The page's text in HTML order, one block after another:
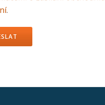
.
toto pole prázdné.